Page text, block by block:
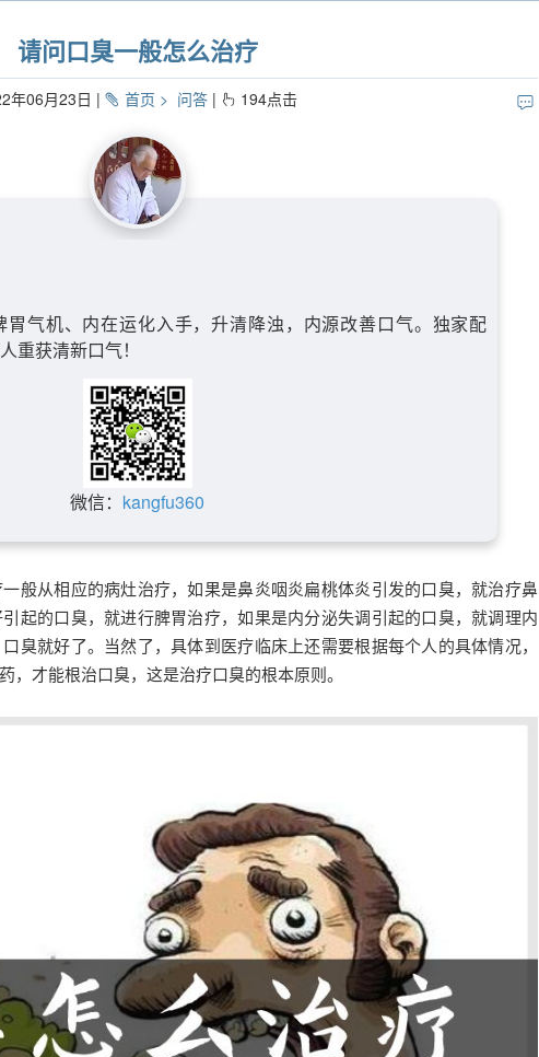
请问口臭一般怎么治疗
年06月23日 首页 问答 194点击
气机、内在运化入手，升清降浊，内源改善口气。独家配
重获清新口气！
微信： kangfu360
般从相应的病灶治疗，如果是鼻炎咽炎扁桃体炎引发的口臭，就治疗鼻
起的口臭，就进行脾胃治疗，如果是内分泌失调引起的口臭，就调理内
臭就好了。当然了，具体到医疗临床上还需要根据每个人的具体情况，
才能根治口臭，这是治疗口臭的根本原则。